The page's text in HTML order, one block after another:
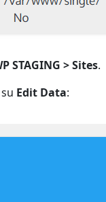
STAGING > Sites.
Edit Data: